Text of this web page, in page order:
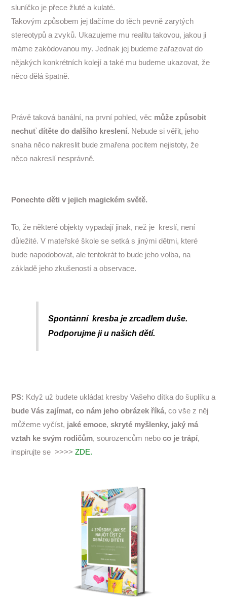
sluníčko je přece žluté a kulaté.
Takovým způsobem jej tlačíme do těch pevně zarytých
stereotypů a zvyků. Ukazujeme mu realitu takovou, jakou ji
máme zakódovanou my. Jednak jej budeme zařazovat do
nějakých konkrétních kolejí a také mu budeme ukazovat, že
něco dělá špatně.
Právě taková banální, na první pohled, věc může způsobit
nechuť dítěte do dalšího kreslení. Nebude si věřit, jeho
snaha něco nakreslit bude zmařena pocitem nejistoty, že
něco nakreslí nesprávně.
Ponechte děti v jejich magickém světě.
To, že některé objekty vypadají jinak, než je kreslí, není
důležité. V mateřské škole se setká s jinými dětmi, které
bude napodobovat, ale tentokrát to bude jeho volba, na
základě jeho zkušeností a observace.
Spontánní kresba je zrcadlem duše.
Podporujme ji u našich dětí.
PS: Když už budete ukládat kresby Vašeho dítka do šuplíku a
bude Vás zajímat, co nám jeho obrázek říká, co vše z něj
můžeme vyčíst, jaké emoce,skryté myšlenky, jaký má
vztah ke svým rodičům, sourozencům neboco je trápí,
inspirujte se >>>>ZDE.